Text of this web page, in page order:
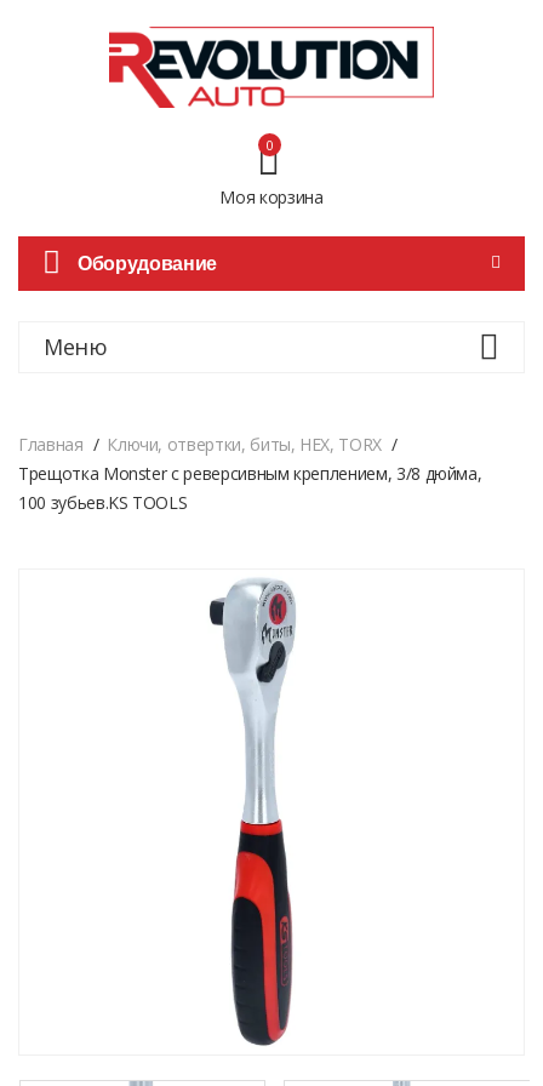
Моя корзина
0
Оборудование
Меню
Главная
Ключи, отвертки, биты, HEX, TORX
Трещотка Monster с реверсивным креплением, 3/8 дюйма,
100 зубьев.KS TOOLS